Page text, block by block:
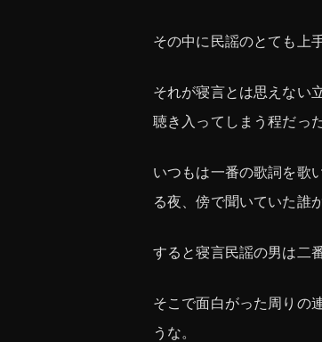
その中に民謡のとても上
それが寝言とは思えない
聴き入ってしまう程だっ
いつもは一番の歌詞を歌
る夜、傍で聞いていた誰
すると寝言民謡の男は二
そこで面白がった周りの
うな。